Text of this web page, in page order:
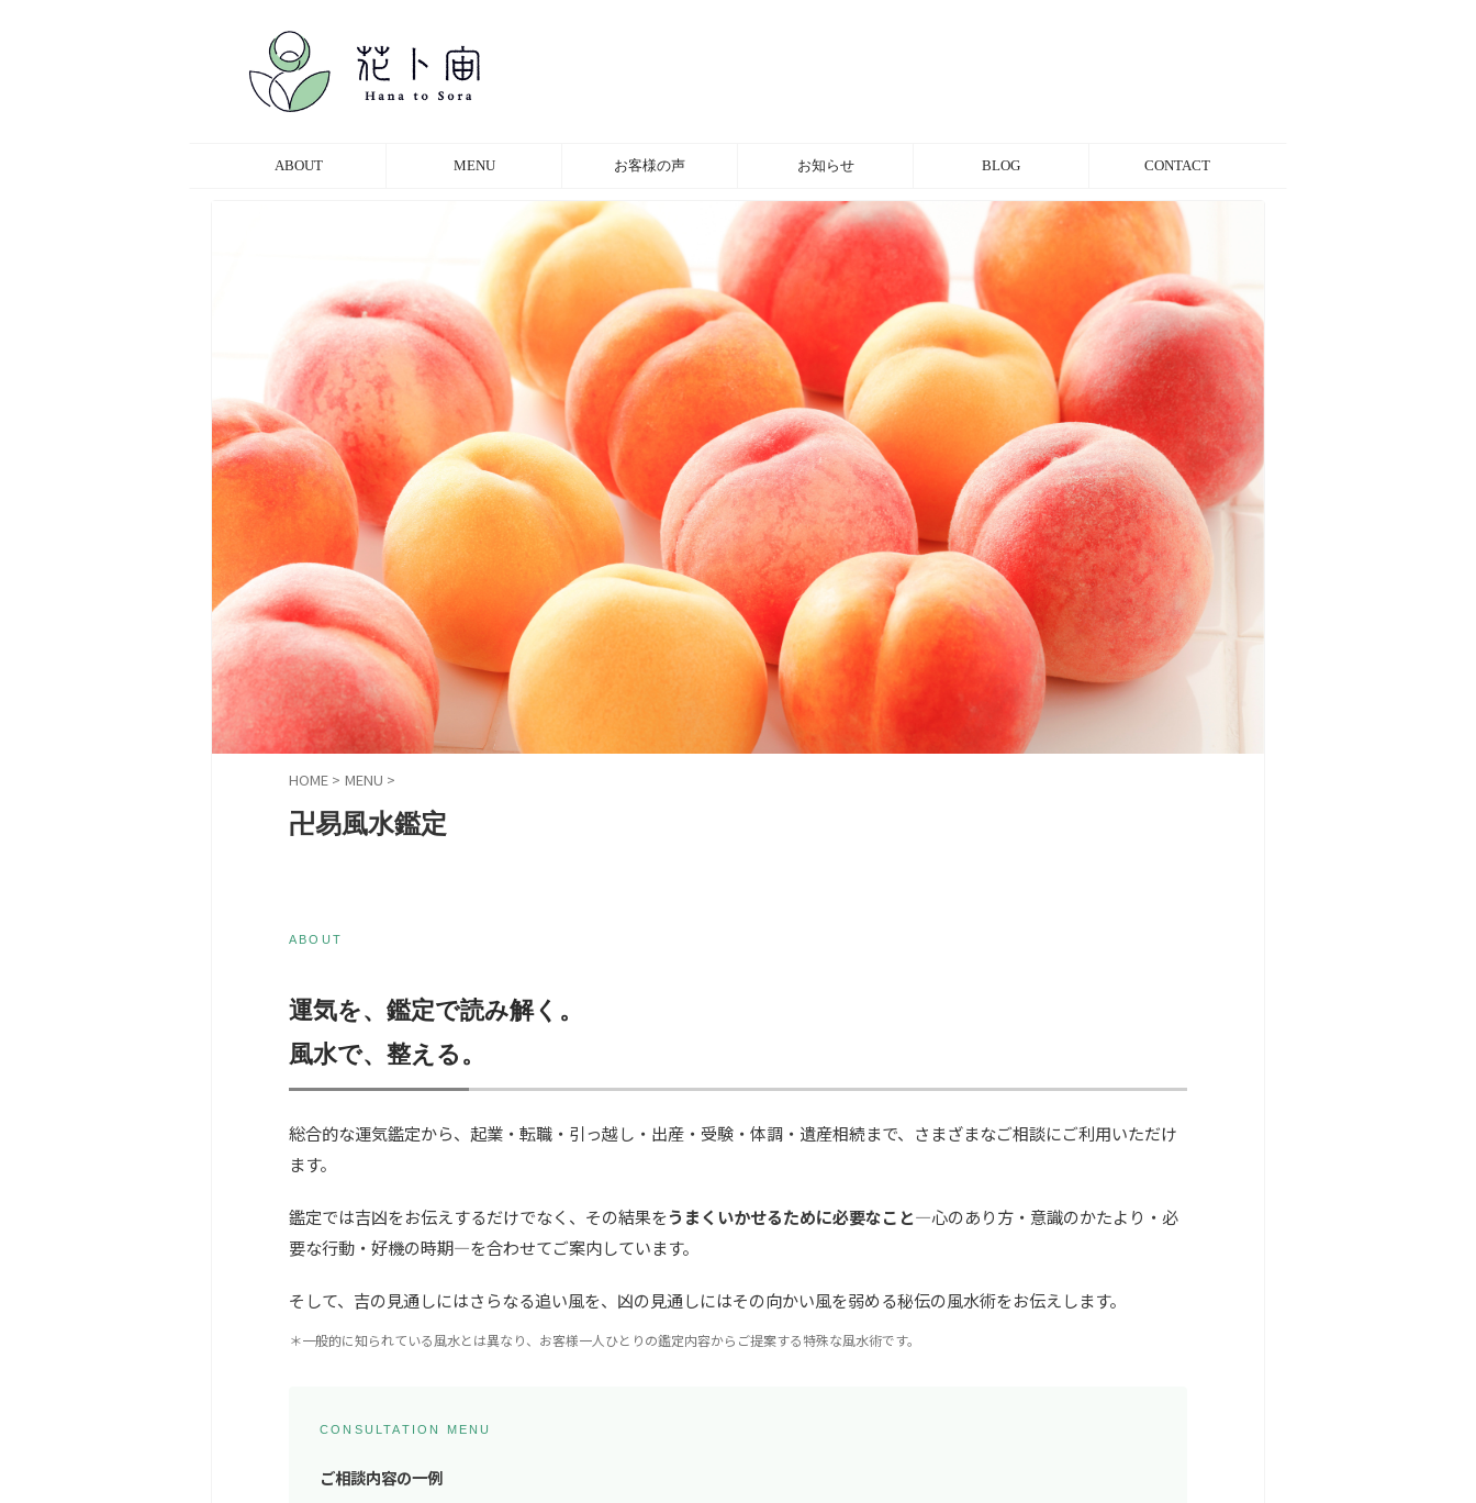
ABOUT MENU お客様の声 お知らせ BLOG CONTACT
HOME > MENU >
卍易風水鑑定
ABOUT
運気を、鑑定で読み解く。
風水で、整える。
総合的な運気鑑定から、起業・転職・引っ越し・出産・受験・体調・遺産相続まで、さまざまなご相談にご利用いただけ
ます。
鑑定では吉凶をお伝えするだけでなく、その結果をうまくいかせるために必要なこと—心のあり方・意識のかたより・必
要な行動・好機の時期—を合わせてご案内しています。
そして、吉の見通しにはさらなる追い風を、凶の見通しにはその向かい風を弱める秘伝の風水術をお伝えします。
＊一般的に知られている風水とは異なり、お客様一人ひとりの鑑定内容からご提案する特殊な風水術です。
CONSULTATION MENU
ご相談内容の一例